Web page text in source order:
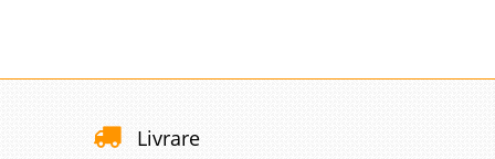
Livrare